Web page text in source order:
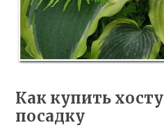
Как купить
посадку